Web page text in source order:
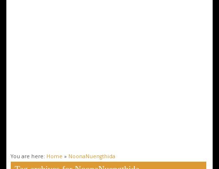
You are here: Home » NoonaNuengthida